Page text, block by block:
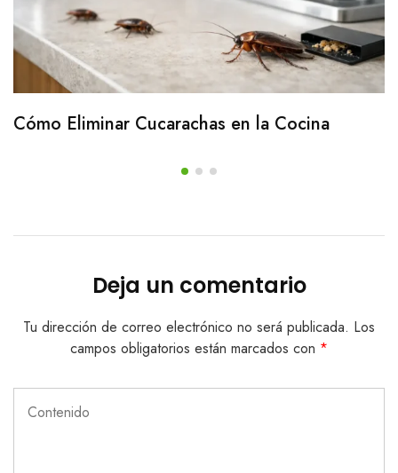
Cómo Eliminar Cucarachas en la Cocina
Deja un comentario
Tu dirección de correo electrónico no será publicada. Los
campos obligatorios están marcados con *